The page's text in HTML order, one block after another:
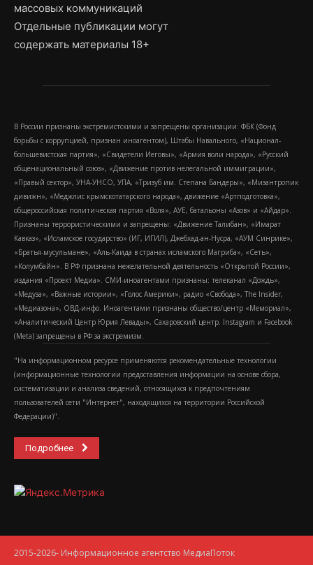
массовых коммуникаций
Отдельные публикации могут
содержать материалы 18+
В России признаны экстремистскими и запрещены организации: ФБК (Фонд
борьбы с коррупцией, признан иноагентом), Штабы Навального, «Национал-
большевистская партия», «Свидетели Иеговы», «Армия воли народа», «Русский
общенациональный союз», «Движение против нелегальной иммиграции»,
«Правый сектор», УНА-УНСО, УПА, «Тризуб им. Степана Бандеры», «Мизантропик
дивижн», «Меджлис крымскотатарского народа», движение «Артподготовка»,
общероссийская политическая партия «Воля», АУЕ, батальоны «Азов» и «Айдар».
Признаны террористическими и запрещены: «Движение Талибан», «Имарат
Кавказ», «Исламское государство» (ИГ, ИГИЛ), Джебхад-ан-Нусра, «АУМ Синрике»,
«Братья-мусульмане», «Аль-Каида в странах исламского Магриба», «Сеть»,
«Колумбайн». В РФ признана нежелательной деятельность «Открытой России»,
издания «Проект Медиа». СМИ-иноагентами признаны: телеканал «Дождь»,
«Медуза», «Важные истории», «Голос Америки», радио «Свобода», The Insider,
«Медиазона», ОВД-инфо. Иноагентами признаны общество/центр «Мемориал»,
«Аналитический Центр Юрия Левады», Сахаровский центр. Instagram и Facebook
(Metа) запрещены в РФ за экстремизм.
"На информационном ресурсе применяются рекомендательные технологии
(информационные технологии предоставления информации на основе сбора,
систематизации и анализа сведений, относящихся к предпочтениям
пользователей сети "Интернет", находящихся на территории Российской
Федерации)".
Подробнее
2015-2026- Информационное агентство МедиаПоток